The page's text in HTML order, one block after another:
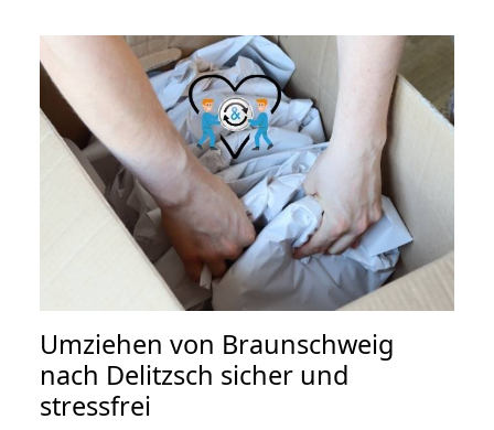
Umziehen von Braunschweig
nach Delitzsch sicher und
stressfrei